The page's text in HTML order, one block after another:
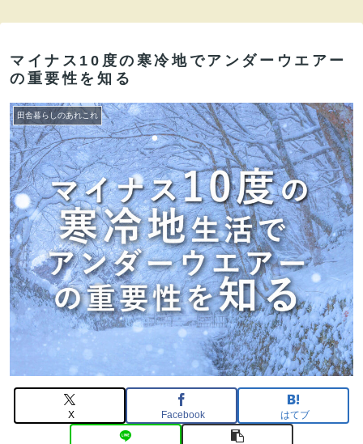
マイナス10度の寒冷地でアンダーウエアー
の重要性を知る
田舎暮らしのあれこれ
X Facebook はてブ